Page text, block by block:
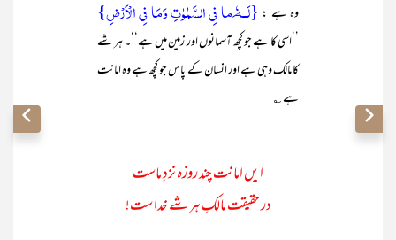
وہ ہے : {لَــہٗ َما فِی السَّمٰوٰتِ وَمَا فِی الْاَرْضِ}
’’اسی کا ہے جو کچھ آسمانوں اور زمین میں ہے‘‘۔ ہر شے
کا مالک وہی ہے اور انسان کے پاس جو کچھ ہے وہ امانت
ہے ؎
ا یں امانت چند روزہ نزدِ ماست
در حقیقت مالکِ ہر شے خدا ست!